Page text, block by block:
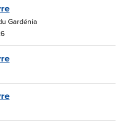
Gardénia